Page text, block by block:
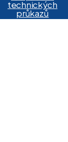
technických
průkazů